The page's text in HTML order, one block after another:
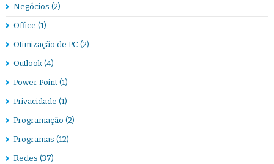
Negócios (2)
Office (1)
Otimização de PC (2)
Outlook (4)
Power Point (1)
Privacidade (1)
Programação (2)
Programas (12)
Redes (37)